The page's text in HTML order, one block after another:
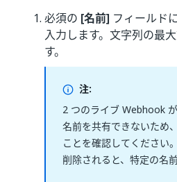
必須の [名前] フィールド
入力します。文字列の最
す。
注:
2 つのライブ Webhook
名前を共有できないため
ことを確認してください
削除されると、特定の名